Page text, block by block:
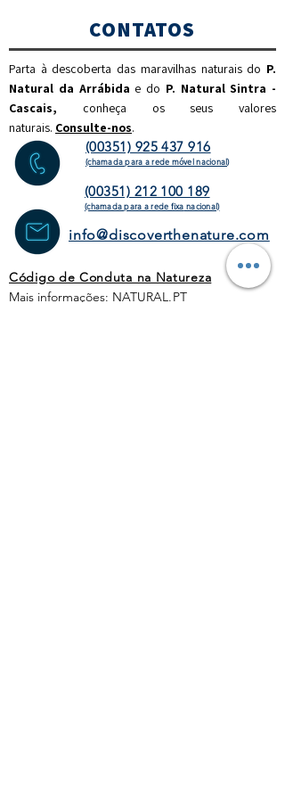
CONTATOS
Parta à descoberta das maravilhas naturais do P.
Natural da Arrábida e do P. Natural Sintra -
Cascais, conheça os seus valores
naturais. Consulte-nos.
(00351) 925 437 916
(chamada para a rede móvel nacional)
(00351) 212 100 189
(chamada para a rede fixa nacional)
info@discoverthenature.com
Código de Conduta na Natureza
Mais informações: NATURAL.PT